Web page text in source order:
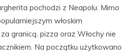
pochodzi z Neapolu. Mimo
włoskim
granicą, pizza oraz Włochy nie
Na początku użytkowano